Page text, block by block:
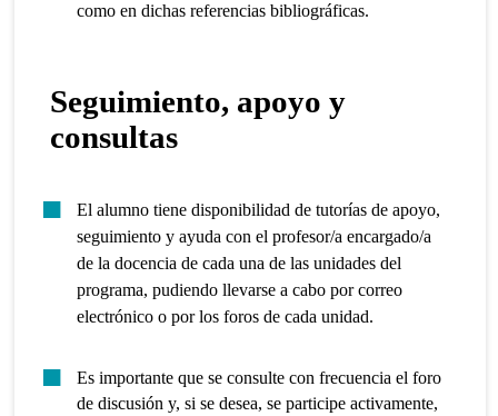
como en dichas referencias bibliográficas.
Seguimiento, apoyo y
consultas
El alumno tiene disponibilidad de tutorías de apoyo,
seguimiento y ayuda con el profesor/a encargado/a
de la docencia de cada una de las unidades del
programa, pudiendo llevarse a cabo por correo
electrónico o por los foros de cada unidad.
Es importante que se consulte con frecuencia el foro
de discusión y, si se desea, se participe activamente,